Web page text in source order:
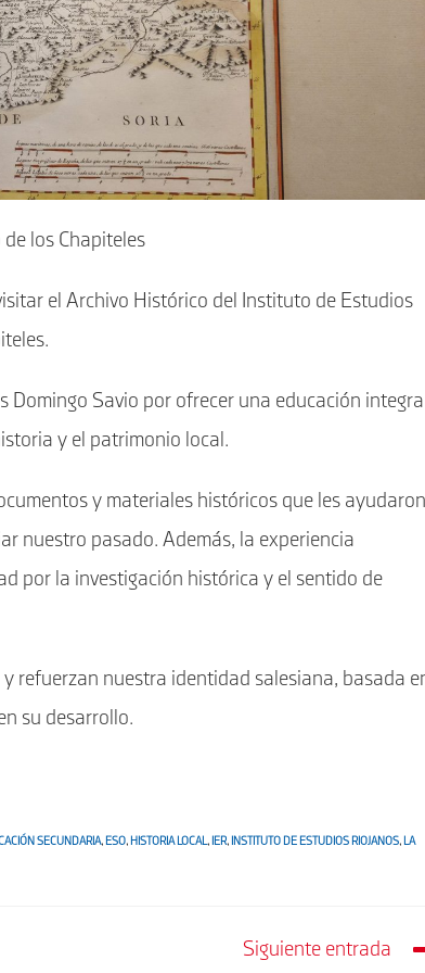
los Chapiteles
el Archivo Histórico del Instituto de Estudios
Domingo Savio por ofrecer una educación
y el patrimonio local.
y materiales históricos que les ayudaron
nuestro pasado. Además, la experiencia
por la investigación histórica y el sentido de
refuerzan nuestra identidad salesiana, basada
su desarrollo.
SECUNDARIA, ESO, HISTORIA LOCAL , IER, INSTITUTO DE ESTUDIOS RIOJANOS,
LA
Siguiente entrada